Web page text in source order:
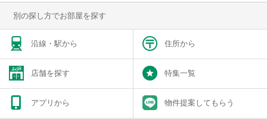
別の探し方でお部屋を探す
沿線・駅から 住所から
店舗を探す 特集一覧
アプリから 物件提案してもらう